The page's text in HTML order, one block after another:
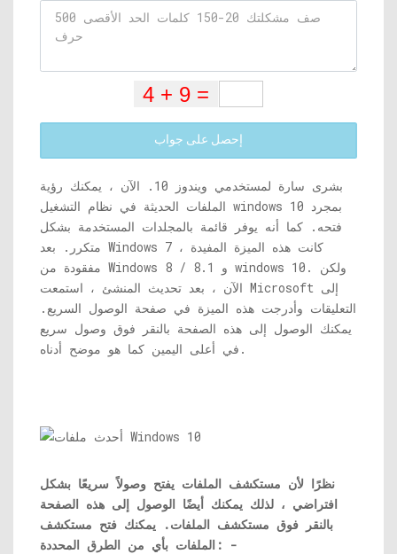
إحصل على جواب
بشرى سارة لمستخدمي ويندوز 10. الآن ، يمكنك رؤية
الملفات الحديثة في نظام التشغيل windows 10 بمجرد
فتحه. كما أنه يوفر قائمة بالمجلدات المستخدمة بشكل
متكرر. بعد Windows 7 ، كانت هذه الميزة المفيدة
مفقودة من Windows 8 / 8.1 و windows 10. ولكن
الآن ، بعد تحديث المنشئ ، استمعت Microsoft إلى
التعليقات وأدرجت هذه الميزة في صفحة الوصول السريع.
يمكنك الوصول إلى هذه الصفحة بالنقر فوق وصول سريع
في أعلى اليمين كما هو موضح أدناه.
نظرًا لأن مستكشف الملفات يفتح وصولاً سريعًا بشكل
افتراضي ، لذلك يمكنك أيضًا الوصول إلى هذه الصفحة
بالنقر فوق مستكشف الملفات. يمكنك فتح مستكشف
الملفات بأي من الطرق المحددة: -